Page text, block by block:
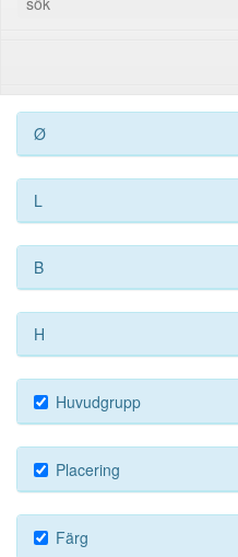
Ø
L
B
H
Huvudgrupp
Placering
Färg